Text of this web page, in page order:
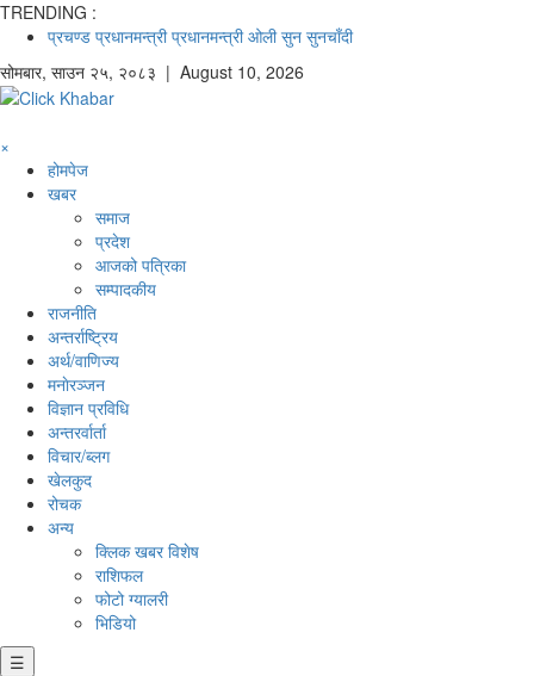
TRENDING :
प्रचण्ड प्रधानमन्त्री प्रधानमन्त्री ओली सुन सुनचाँदी
सोमबार, साउन २५, २०८३ | August 10, 2026
×
होमपेज
खबर
समाज
प्रदेश
आजको पत्रिका
सम्पादकीय
राजनीति
अन्तर्राष्ट्रिय
अर्थ/वाणिज्य
मनाेरञ्जन
विज्ञान प्रविधि
अन्तरर्वार्ता
विचार/ब्लग
खेलकुद
रोचक
अन्य
क्लिक खबर विशेष
राशिफल
फोटो ग्यालरी
भिडियो
☰